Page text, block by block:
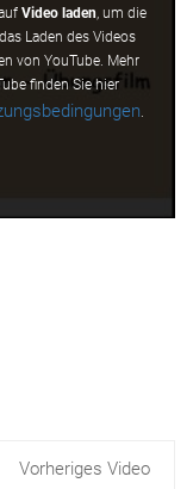
Video laden, um die
Laden des Videos
von YouTube. Mehr
finden Sie hier
.
Vorheriges Video